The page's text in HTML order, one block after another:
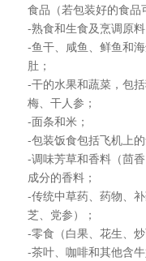
食品（若包装好的食品
-熟食和生食及烹调原料
-鱼干、咸鱼、鲜鱼和
肚；
-干的水果和蔬菜，包
梅、干人参；
-面条和米；
-包装饭食包括飞机上
-调味芳草和香料（茴
成分的香料；
-传统中草药、药物、
芝、党参）；
-零食（白果、花生、
-茶叶、咖啡和其他含